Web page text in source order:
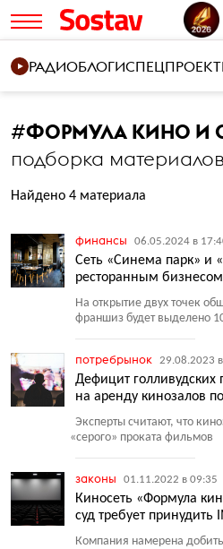
РАДИОБЛОГИ
#ФОРМУЛА КИНО И
подборка материалов
Найдено 4 материала
финансы 06.05.2024 в
Сеть «Синема парк» и
ресторанным бизнесом
На открытие двух точек
франшиз будет выделено
потребрынок 29.08.2023
Дефицит голливудских
на аренду кинозалов
Эксперты считают, что
«серого» проката фильмов
законы 01.11.2022 в 09:35
Киносеть «Формула
суд требует принудить
Компания намерена